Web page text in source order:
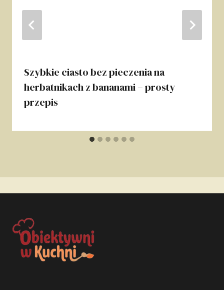
Szybkie ciasto bez pieczenia na
herbatnikach z bananami – prosty
przepis